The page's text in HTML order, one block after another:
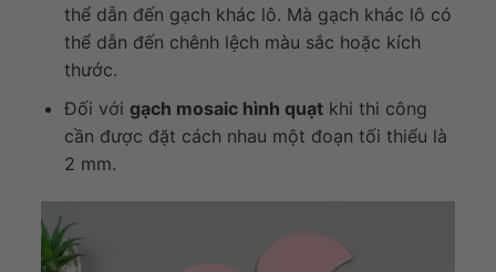
thể dẫn đến gạch khác lô. Mà gạch khác lô có
thể dẫn đến chênh lệch màu sắc hoặc kích
thước.
Đối với gạch mosaic hình quạtkhi thi công
cần được đặt cách nhau một đoạn tối thiểu là
2 mm.